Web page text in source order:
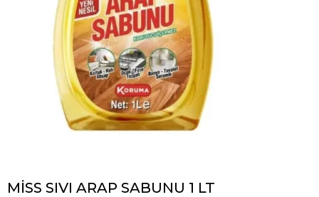
MİSS SIVI ARAP SABUNU 1 LT